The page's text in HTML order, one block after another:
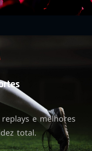
e melhores
total.